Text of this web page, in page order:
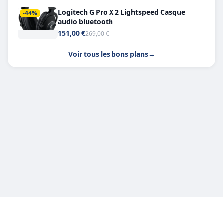
-44%
Logitech G Pro X 2 Lightspeed Casque
audio bluetooth
151,00 €269,00 €
Voir tous les bons plans→